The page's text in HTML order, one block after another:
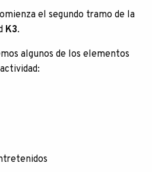
el segundo tramo de la
K3.
algunos de los elementos